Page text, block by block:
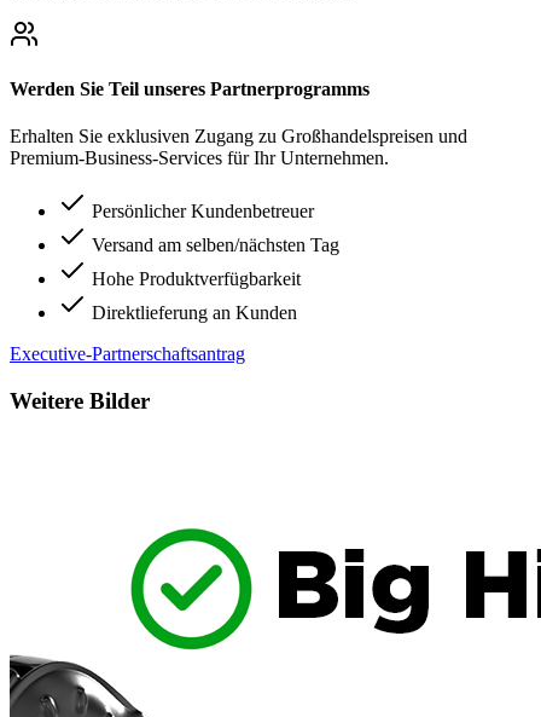
Werden Sie Teil unseres Partnerprogramms
Erhalten Sie exklusiven Zugang zu Großhandelspreisen und
Premium-Business-Services für Ihr Unternehmen.
Persönlicher Kundenbetreuer
Versand am selben/nächsten Tag
Hohe Produktverfügbarkeit
Direktlieferung an Kunden
Executive-Partnerschaftsantrag
Weitere Bilder